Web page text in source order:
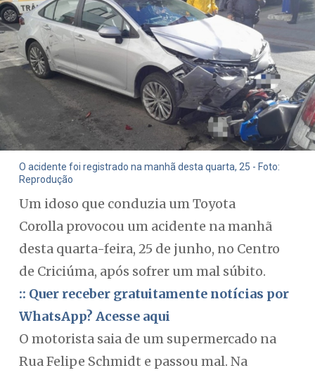
O acidente foi registrado na manhã desta quarta, 25 - Foto:
Reprodução
Um idoso que conduzia um Toyota
Corolla provocou um acidente na manhã
desta quarta-feira, 25 de junho, no Centro
de Criciúma, após sofrer um mal súbito.
:: Quer receber gratuitamente notícias por
WhatsApp? Acesse aqui
O motorista saia de um supermercado na
Rua Felipe Schmidt e passou mal. Na